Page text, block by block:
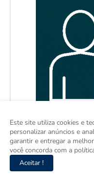
Este site utiliza cookies e
personalizar anúncios e
garantir e entregar a
você concorda com a
Aceitar !